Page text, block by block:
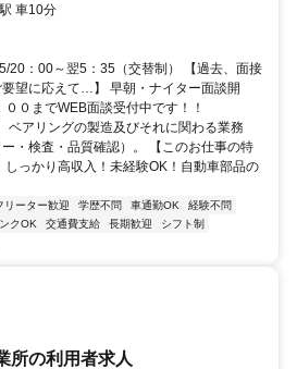
車10分
20：00～翌5：35（交替制） 【過去、面接
望に応えて…】 早朝・ナイター面談開
０までWEB面談受付中です！！
ベアリングの製造及びそれに関わる業務
ー・検査・品質確認）。 【このお仕事の特
っかり高収入！未経験OK！自動車部品の
リーター歓迎 学歴不問 車通勤OK
経験不問
クOK 交通費支給 長期歓迎
シフト制
所の利用者求人